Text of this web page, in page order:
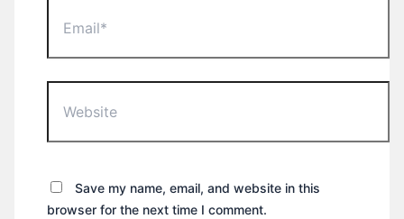
Save my name, email, and website in this
browser for the next time I comment.